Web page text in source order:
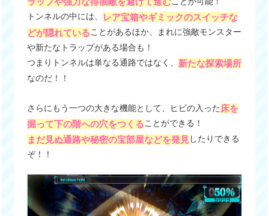
トンネルの中には、
レア宝箱やギミックのスイッチな
どが隠れていることがあるほか、まれに強敵モンスター
や新たなトラップがある場合も！
つまりトンネルは単なる通路ではなく、 新たな探索場所
なのだ！！
さらにもう一つの大きな機能として、ヒビの入った床を
掘って下の階への穴をつくることができる！
まだ見ぬ通路や秘密の宝部屋などを発見したりできる
ぞ！！